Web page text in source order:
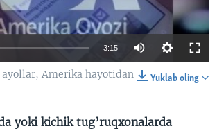
3:15
Yuklab oling
Amerika hayotidan
yoki kichik tug’ruqxonalarda